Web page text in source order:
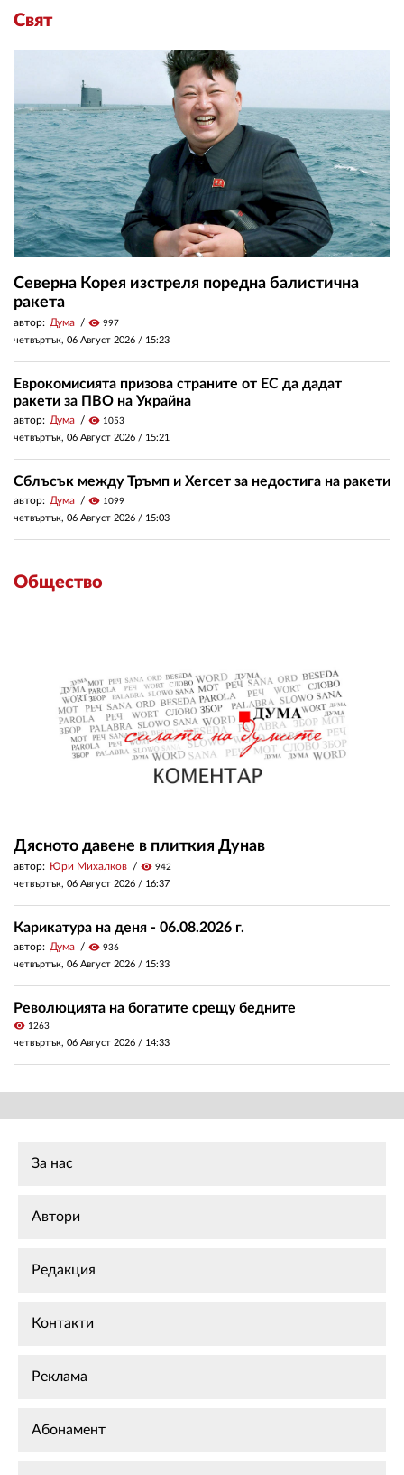
Свят
Северна Корея изстреля поредна балистична
ракета
автор: Дума visibility 997
четвъртък, 06 Август 2026 / 15:23
Еврокомисията призова страните от ЕС да дадат
ракети за ПВО на Украйна
автор: Дума visibility 1053
четвъртък, 06 Август 2026 / 15:21
Сблъсък между Тръмп и Хегсет за недостига на ракети
автор: Дума visibility 1099
четвъртък, 06 Август 2026 / 15:03
Общество
Дясното давене в плиткия Дунав
автор: Юри Михалков visibility 942
четвъртък, 06 Август 2026 / 16:37
Карикатура на деня - 06.08.2026 г.
автор: Дума visibility 936
четвъртък, 06 Август 2026 / 15:33
Революцията на богатите срещу бедните
visibility 1263
четвъртък, 06 Август 2026 / 14:33
За нас
Автори
Редакция
Контакти
Реклама
Абонамент